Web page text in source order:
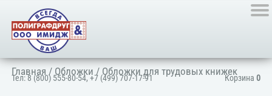
Корзина 0
Тел:8 (800) 555-80-54,+7 (499) 707-17-91
Главная / Обложки / Обложки для трудовых книжек